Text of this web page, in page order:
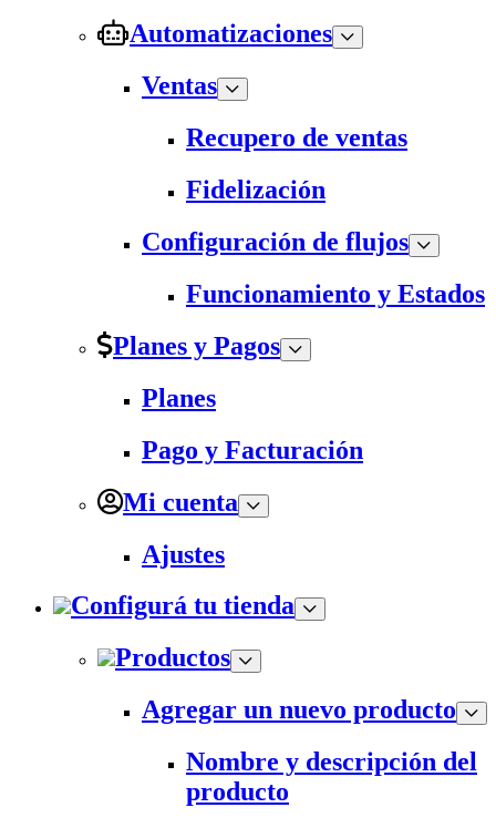
Automatizaciones
Ventas
Recupero de ventas
Fidelización
Configuración de flujos
Funcionamiento y Estados
Planes y Pagos
Planes
Pago y Facturación
Mi cuenta
Ajustes
Configurá tu tienda
Productos
Agregar un nuevo producto
Nombre y descripción del
producto